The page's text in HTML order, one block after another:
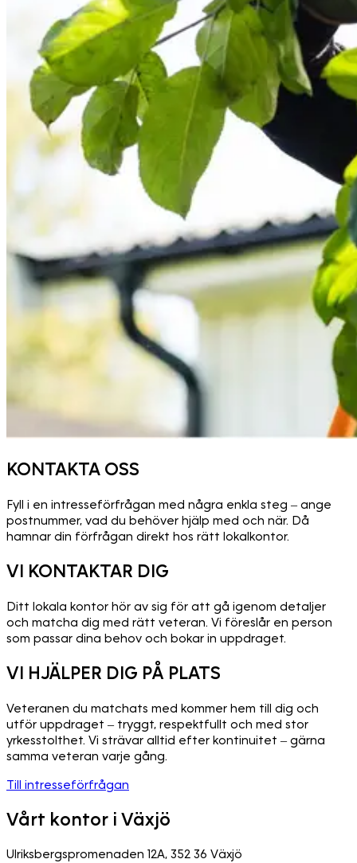
KONTAKTA OSS
Fyll i en intresseförfrågan med några enkla steg – ange
postnummer, vad du behöver hjälp med och när. Då
hamnar din förfrågan direkt hos rätt lokalkontor.
VI KONTAKTAR DIG
Ditt lokala kontor hör av sig för att gå igenom detaljer
och matcha dig med rätt veteran. Vi föreslår en person
som passar dina behov och bokar in uppdraget.
VI HJÄLPER DIG PÅ PLATS
Veteranen du matchats med kommer hem till dig och
utför uppdraget – tryggt, respektfullt och med stor
yrkesstolthet. Vi strävar alltid efter kontinuitet – gärna
samma veteran varje gång.
Till intresseförfrågan
Vårt kontor i Växjö
Ulriksbergspromenaden 12A, 352 36 Växjö